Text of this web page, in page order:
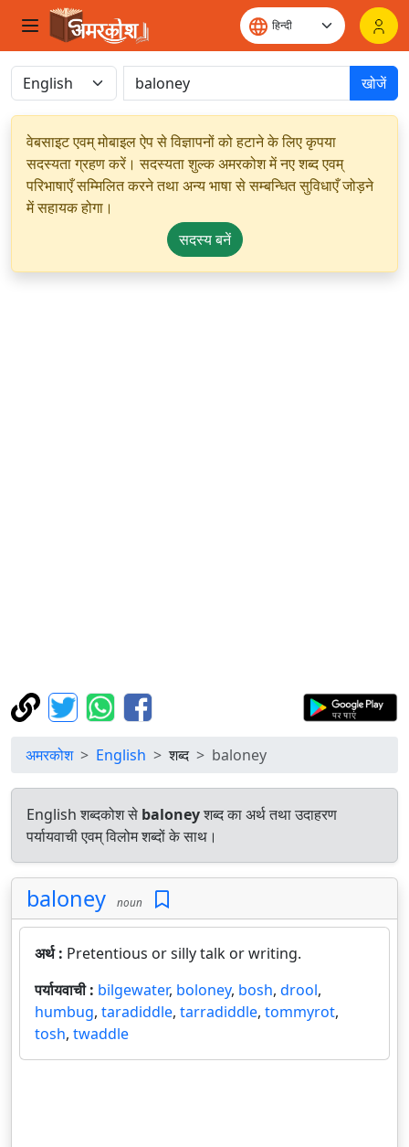
खोजें
वेबसाइट एवम् मोबाइल ऐप से विज्ञापनों को हटाने के लिए कृपया
सदस्यता ग्रहण करें। सदस्यता शुल्क अमरकोश में नए शब्द एवम्
परिभाषाएँ सम्मिलित करने तथा अन्य भाषा से सम्बन्धित सुविधाएँ जोड़ने
में सहायक होगा।
सदस्य बनें
अमरकोश English शब्द baloney
English शब्दकोश से baloneyशब्द का अर्थ तथा उदाहरण
पर्यायवाची एवम् विलोम शब्दों के साथ।
baloney noun
अर्थ : Pretentious or silly talk or writing.
पर्यायवाची : bilgewater, boloney, bosh, drool,
humbug, taradiddle, tarradiddle, tommyrot,
tosh, twaddle